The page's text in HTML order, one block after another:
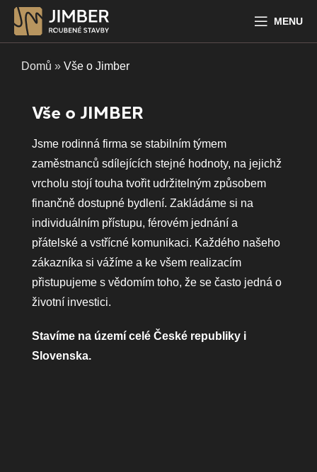
MENU
Domů » Vše o Jimber
Vše o JIMBER
Jsme rodinná firma se stabilním týmem
zaměstnanců sdílejících stejné hodnoty, na jejichž
vrcholu stojí touha tvořit udržitelným způsobem
finančně dostupné bydlení. Zakládáme si na
individuálním přístupu, férovém jednání a
přátelské a vstřícné komunikaci. Každého našeho
zákazníka si vážíme a ke všem realizacím
přistupujeme s vědomím toho, že se často jedná o
životní investici.
Stavíme na území celé České republiky i
Slovenska.